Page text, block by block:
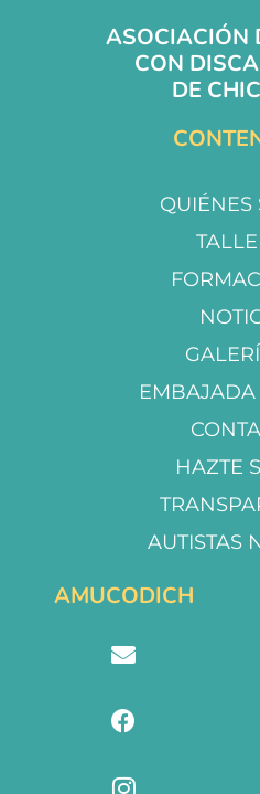
ASOCIACIÓN
CON
DE
QUIÉNES
HAZTE
AUTISTAS
AMUCODICH